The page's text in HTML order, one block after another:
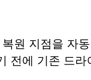
원 지점을 자
전에 기존 드라